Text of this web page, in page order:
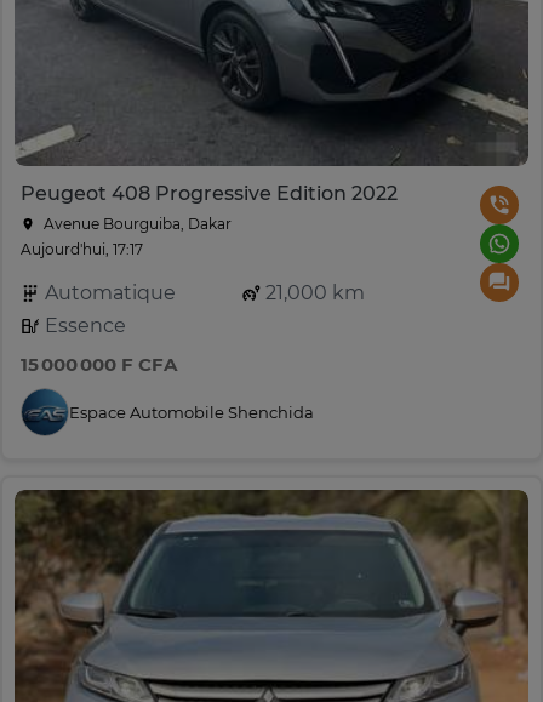
Peugeot 408 Progressive Edition 2022
Avenue Bourguiba, Dakar
Aujourd'hui, 17:17
Automatique
21,000 km
Essence
15 000 000 F CFA
Espace Automobile Shenchida